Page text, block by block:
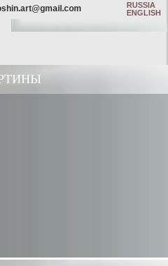
RUSSIA
ENGLISH